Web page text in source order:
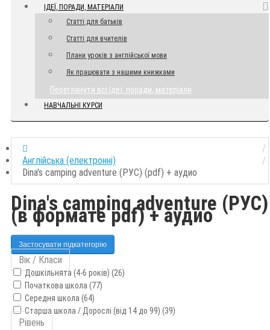
ІДЕЇ, ПОРАДИ, МАТЕРІАЛИ
Статті для батьків
Статті для вчителів
Плани уроків з англійської мови
Як працювати з нашими книжками
Переглянути всі Ідеї, поради, матеріали
НАВЧАЛЬНІ КУРСИ
Англійська (електронні)
Dina's camping adventure (РУС) (pdf) + аудио
Dina's camping adventure (РУС)
(в формате pdf) + аудио
Застосувати підкатегорію
Вік / Класи
Дошкільнята (4-6 років) (26)
Початкова школа (77)
Середня школа (64)
Старша школа / Дорослі (від 14 до 99) (39)
Рівень